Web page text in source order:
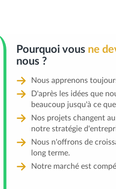
Pourquoi vous ne
nous ?
Nous apprenons
D'après les idées que
beaucoup jusqu'à ce
Nos projets changent
notre stratégie
Nous n'offrons de
long terme.
Notre marché est